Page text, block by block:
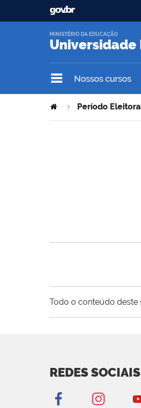
Universidade
MINISTÉRIO DA EDUCAÇÃO
Nossos cursos
Período
Todo o conteúdo deste
REDES SOCIAIS